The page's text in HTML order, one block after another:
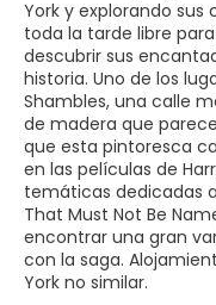
York y explorando sus
toda la tarde libre
descubrir sus
historia. Uno de los
Shambles, una calle
de madera que
que esta pintoresca
en las películas de
temáticas dedicadas
That Must Not Be
encontrar una gran
con la saga.
York no similar.